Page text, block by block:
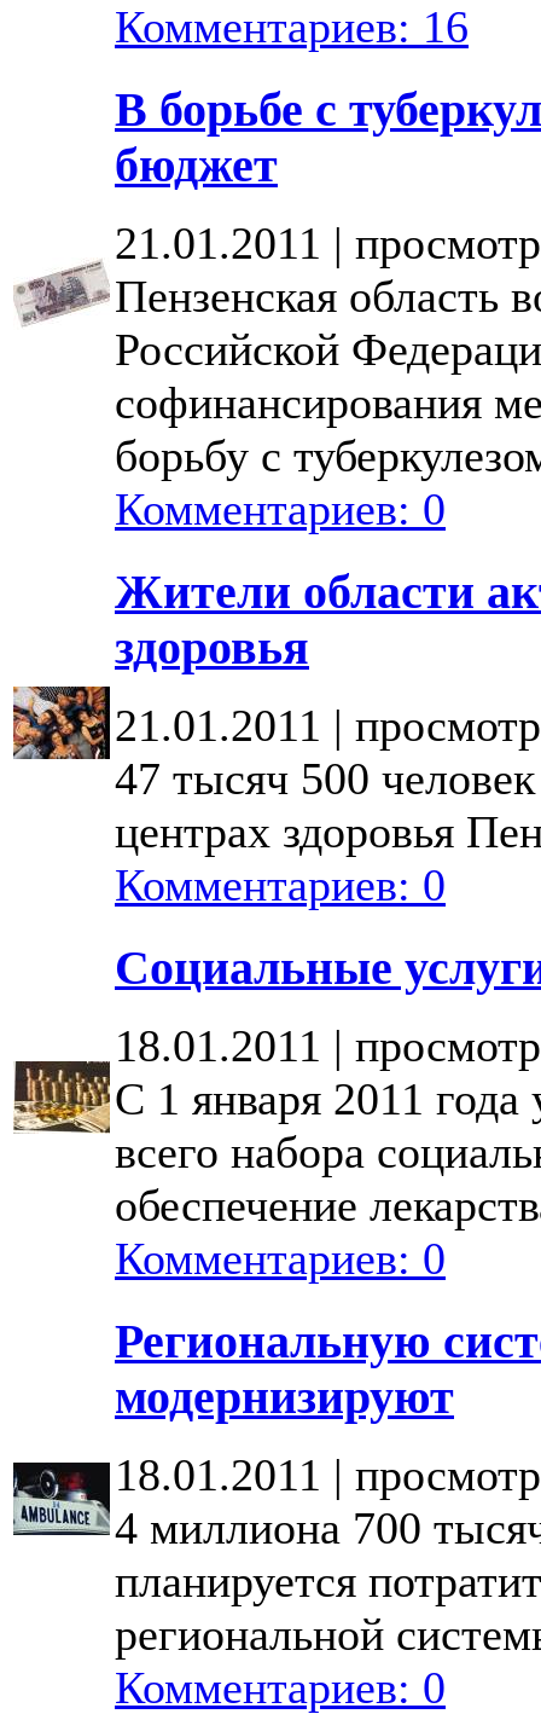
Комментариев: 16
В борьбе с
бюджет
21.01.2011 |
Пензенская область
Российской
софинансирования
борьбу с
Комментариев: 0
Жители области
здоровья
21.01.2011 |
47 тысяч 500
центрах здоровья
Комментариев: 0
Социальные
18.01.2011 |
С 1 января 2011
всего набора
обеспечение
Комментариев: 0
Региональную
модернизируют
18.01.2011 |
4 миллиона 700
планируется
региональной
Комментариев: 0